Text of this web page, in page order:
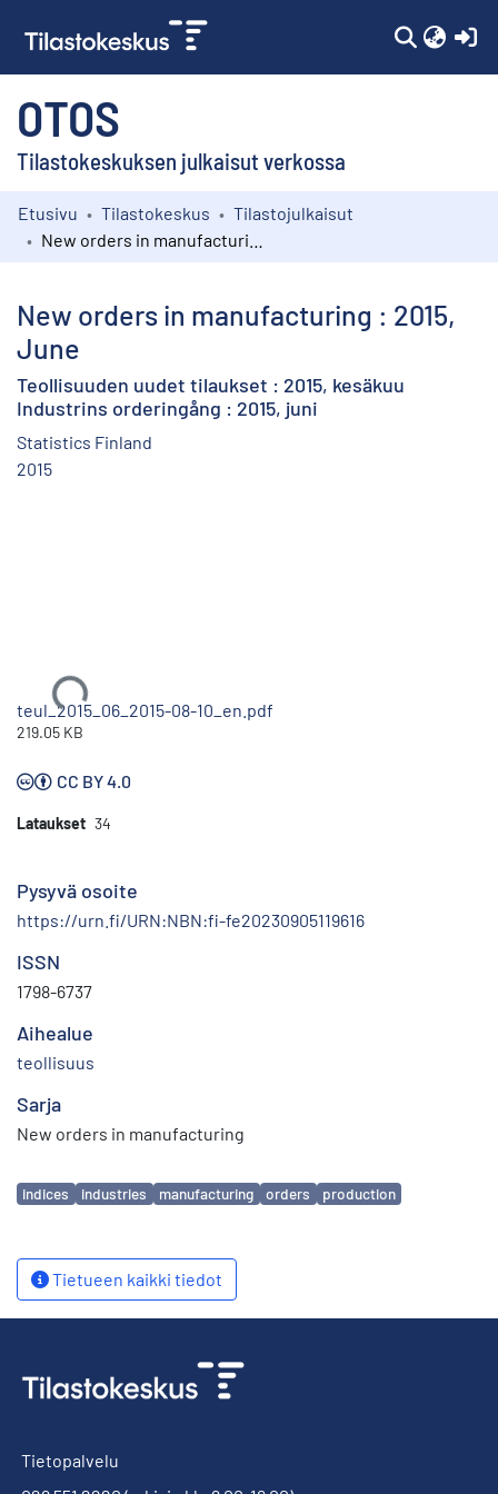
OTOS
Tilastokeskuksen julkaisut verkossa
Kokoelmat
Etusivu Tilastokeskus
Tilastojulkaisut
New orders in manufacturing : 2015,
June
Teollisuuden uudet tilaukset : 2015, kesäkuu
Industrins orderingång : 2015, juni
Statistics Finland
2015
Ladataan...
teul_2015_06_2015-08-10_en.pdf
219.05 KB
CC BY 4.0
Lataukset 34
Pysyvä osoite
https://urn.fi/URN:NBN:fi-fe20230905119616
ISSN
1798-6737
Aihealue
teollisuus
Sarja
New orders in manufacturing
Avainsanat
indices industries manufacturing orders production
Tietueen kaikki tiedot
Tietopalvelu